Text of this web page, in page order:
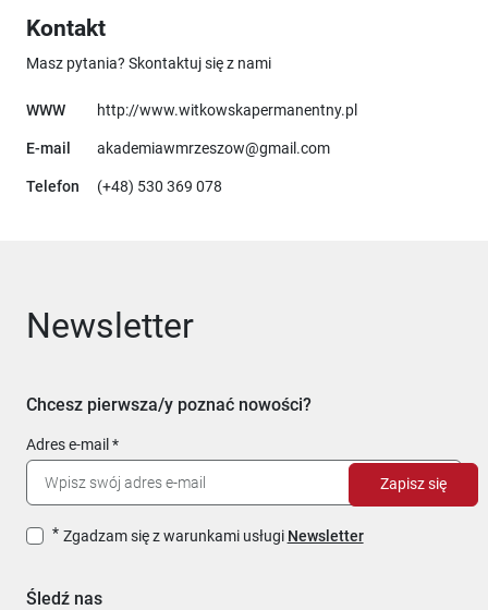
Kontakt
Masz pytania? Skontaktuj się z nami
WWW http://www.witkowskapermanentny.plUwaga, link
E-mail akademiawmrzeszow@gmail.com
Telefon (+48) 530 369 078
Newsletter
Chcesz pierwsza/y poznać nowości?
Adres e-mail
Zgadzam się z warunkami usługi Newsletter
Zapisz się
Śledź nas